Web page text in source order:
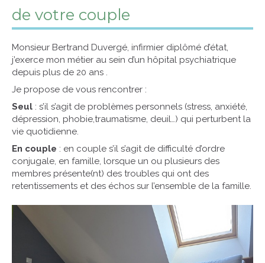
de votre couple
Monsieur Bertrand Duvergé, infirmier diplômé d’état,
j’exerce mon métier au sein d’un hôpital psychiatrique
depuis plus de 20 ans .
Je propose de vous rencontrer :
Seul : s’il s’agit de problèmes personnels (stress, anxiété,
dépression, phobie,traumatisme, deuil…) qui perturbent la
vie quotidienne.
En couple : en couple s’il s’agit de difficulté d’ordre
conjugale, en famille, lorsque un ou plusieurs des
membres présente(nt) des troubles qui ont des
retentissements et des échos sur l’ensemble de la famille.